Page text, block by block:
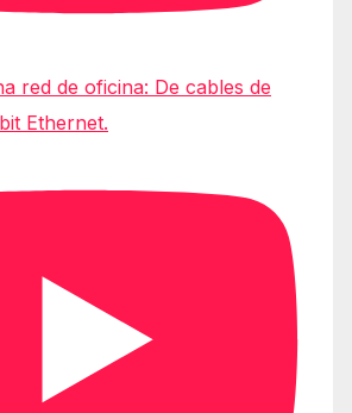
red de oficina: De cables de
Ethernet.